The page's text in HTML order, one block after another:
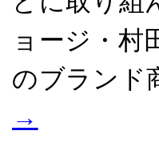
ョージ・村
のブランド
→